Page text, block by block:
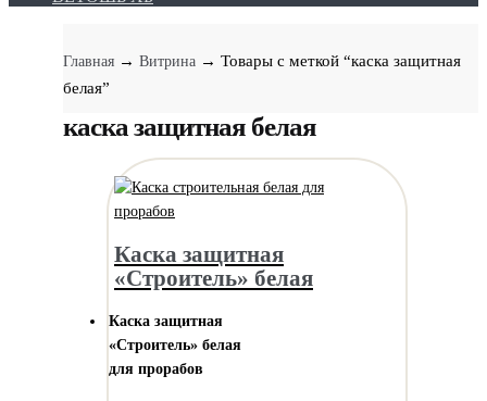
Главная → Витрина → Товары с меткой “каска защитная
белая”
каска защитная белая
Каска защитная
«Строитель» белая
Каска защитная
«Строитель» белая
для прорабов